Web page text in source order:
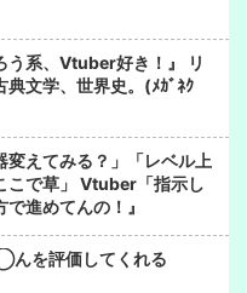
う系、Vtuber好き！』 リ
典文学、世界史。(ﾒｶﾞﾈｸ
変えてみる？」「レベル上
こで草」 Vtuber「指示し
進めてんの！』
んを評価してくれる